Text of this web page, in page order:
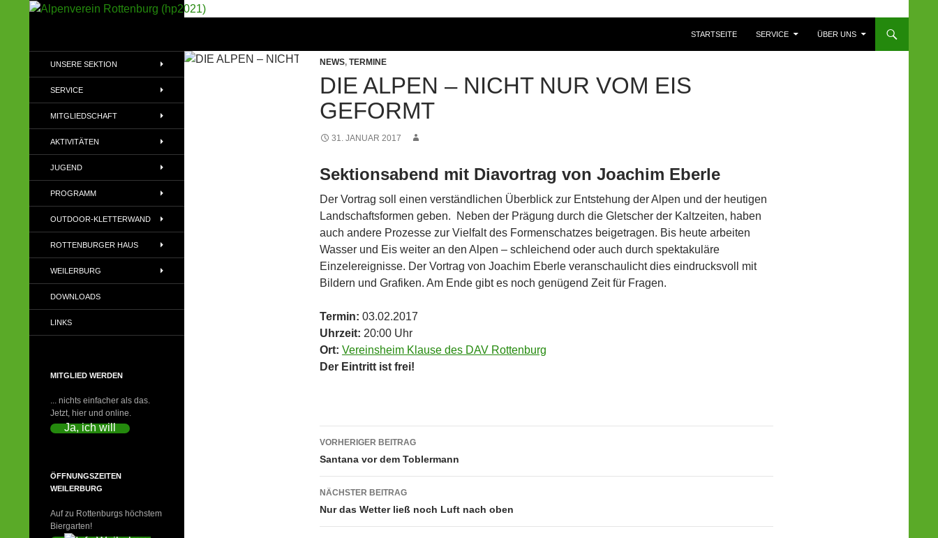
STARTSEITE
SERVICE ÜBER UNS
NEWS, TERMINE
DIE ALPEN – NICHT NUR VOM EIS
GEFORMT
31. JANUAR 2017
Sektionsabend mit Diavortrag von Joachim Eberle
Der Vortrag soll einen verständlichen Überblick zur Entstehung der Alpen und der heutigen
Landschaftsformen geben. Neben der Prägung durch die Gletscher der Kaltzeiten, haben
auch andere Prozesse zur Vielfalt des Formenschatzes beigetragen. Bis heute arbeiten
Wasser und Eis weiter an den Alpen – schleichend oder auch durch spektakuläre
Einzelereignisse. Der Vortrag von Joachim Eberle veranschaulicht dies eindrucksvoll mit
Bildern und Grafiken. Am Ende gibt es noch genügend Zeit für Fragen.
Termin: 03.02.2017
Uhrzeit: 20:00 Uhr
Ort: Vereinsheim Klause des DAV Rottenburg
Der Eintritt ist frei!
Beitragsnavigation
VORHERIGER BEITRAG
Santana vor dem Toblermann
NÄCHSTER BEITRAG
Nur das Wetter ließ noch Luft nach oben
(DAV)
UNSERE SEKTION
SERVICE
MITGLIEDSCHAFT
AKTIVITÄTEN
JUGEND
PROGRAMM
OUTDOOR-KLETTERWAND
ROTTENBURGER HAUS
WEILERBURG
DOWNLOADS
LINKS
MITGLIED WERDEN
... nichts einfacher als das.
Jetzt, hier und online.
Ja, ich will
ÖFFNUNGSZEITEN
WEILERBURG
Auf zu Rottenburgs höchstem
Biergarten!